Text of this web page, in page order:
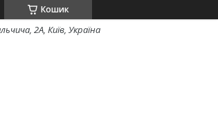
Кошик
2А, Київ, Україна